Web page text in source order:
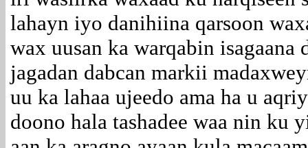
lahayn iyo danihiina qarsoon
wax uusan ka warqabin isagaana
jagadan dabcan markii
uu ka lahaa ujeedo ama ha u
doono hala tashadee waa nin ku